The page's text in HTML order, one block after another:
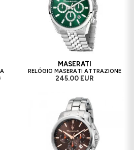
MASERATI
RELÓGIO MASERATI ATTRAZIONE
245.00 EUR